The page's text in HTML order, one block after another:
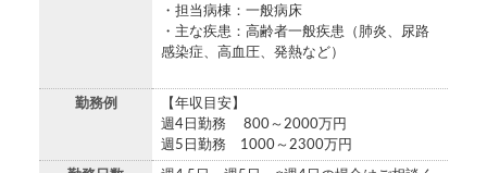
・担当病棟：一般病床
・主な疾患：高齢者一般疾患（肺炎、尿路
感染症、高血圧、発熱など）
勤務例
【年収目安】
週4日勤務 800～2000万円
週5日勤務 1000～2300万円